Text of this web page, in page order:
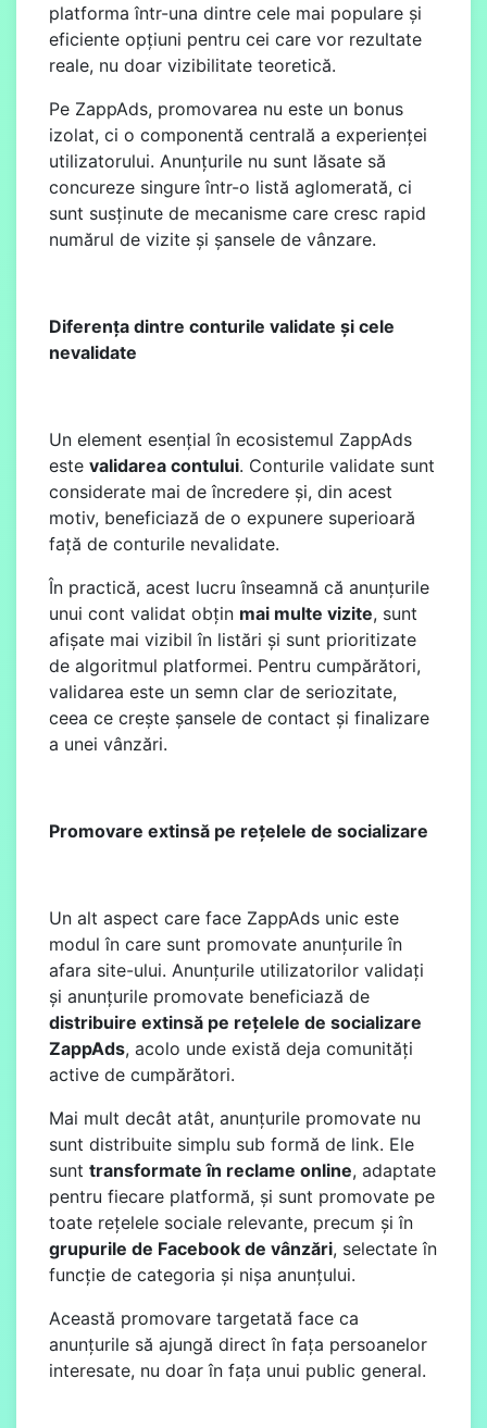
platforma într-una dintre cele mai populare și
eficiente opțiuni pentru cei care vor rezultate
reale, nu doar vizibilitate teoretică.
Pe ZappAds, promovarea nu este un bonus
izolat, ci o componentă centrală a experienței
utilizatorului. Anunțurile nu sunt lăsate să
concureze singure într-o listă aglomerată, ci
sunt susținute de mecanisme care cresc rapid
numărul de vizite și șansele de vânzare.
Diferența dintre conturile validate și cele
nevalidate
Un element esențial în ecosistemul ZappAds
este validarea contului. Conturile validate sunt
considerate mai de încredere și, din acest
motiv, beneficiază de o expunere superioară
față de conturile nevalidate.
În practică, acest lucru înseamnă că anunțurile
unui cont validat obțin mai multe vizite, sunt
afișate mai vizibil în listări și sunt prioritizate
de algoritmul platformei. Pentru cumpărători,
validarea este un semn clar de seriozitate,
ceea ce crește șansele de contact și finalizare
a unei vânzări.
Promovare extinsă pe rețelele de socializare
Un alt aspect care face ZappAds unic este
modul în care sunt promovate anunțurile în
afara site-ului. Anunțurile utilizatorilor validați
și anunțurile promovate beneficiază de
distribuire extinsă pe rețelele de socializare
ZappAds, acolo unde există deja comunități
active de cumpărători.
Mai mult decât atât, anunțurile promovate nu
sunt distribuite simplu sub formă de link. Ele
sunt transformate în reclame online, adaptate
pentru fiecare platformă, și sunt promovate pe
toate rețelele sociale relevante, precum și în
grupurile de Facebook de vânzări, selectate în
funcție de categoria și nișa anunțului.
Această promovare targetată face ca
anunțurile să ajungă direct în fața persoanelor
interesate, nu doar în fața unui public general.